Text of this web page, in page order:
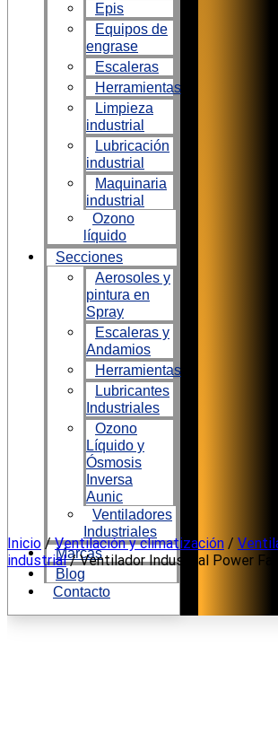
Epis
Equipos de
engrase
Escaleras
Herramientas
Limpieza
industrial
Lubricación
industrial
Maquinaria
industrial
Ozono
líquido
Secciones
Aerosoles y
pintura en
Spray
Escaleras y
Andamios
Herramientas
Lubricantes
Industriales
Ozono
Líquido y
Ósmosis
Inversa
Aunic
Ventiladores
Industriales
Marcas
Blog
Contacto
Ir
al
contenido
Inicio /Ventilación y climatización /
industrial/ Ventilador Industrial Power Fan